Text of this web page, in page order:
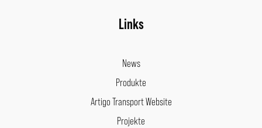
Links
News
Produkte
Artigo Transport Website
Projekte